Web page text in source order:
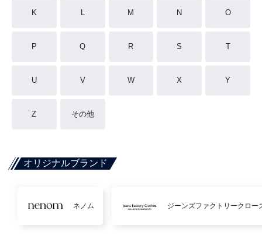
K L M N O
P Q R S T
U V W X Y
Z その他
オリジナルブランド
ネノム ジーンズファクトリークロー